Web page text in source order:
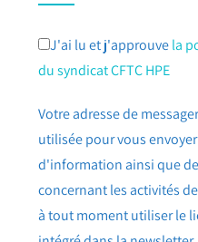
J'ai lu et j'approuvela
du syndicat CFTC HPE
Votre adresse de
utilisée pour vous
d'information ainsi que
concernant les activités
à tout moment utiliser le